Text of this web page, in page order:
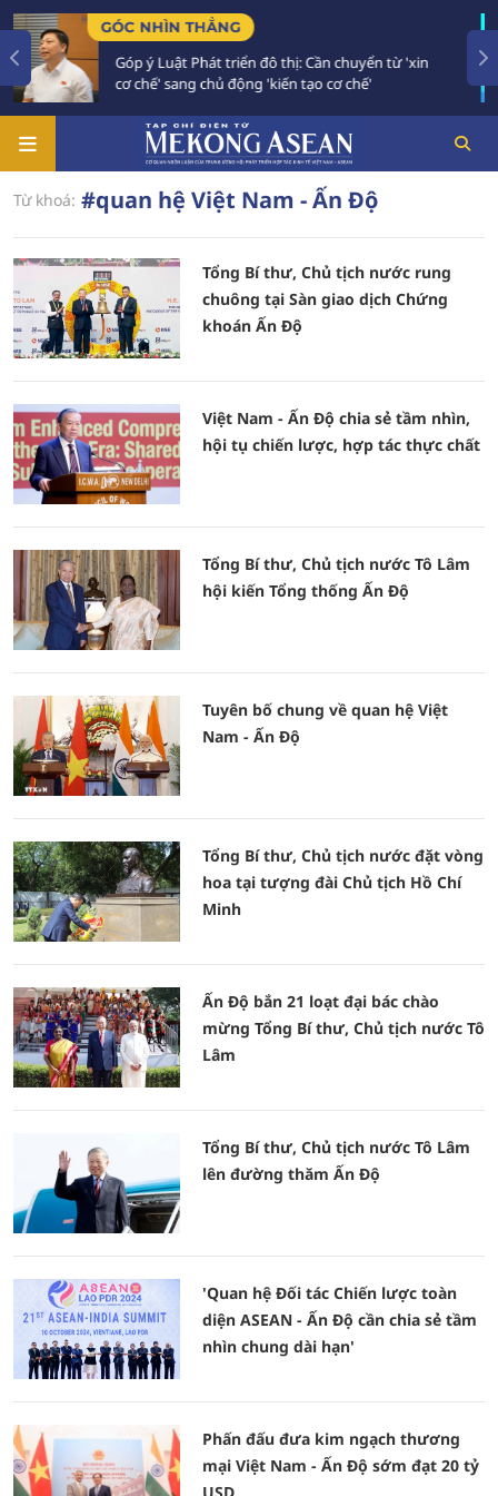
GÓC NHÌN THẲNG
Góp ý Luật Phát triển đô thị: Cần chuyển từ 'xin
cơ chế' sang chủ động 'kiến tạo cơ chế'
Từ khoá: #quan hệ Việt Nam - Ấn Độ
Tổng Bí thư, Chủ tịch nước rung
chuông tại Sàn giao dịch Chứng
khoán Ấn Độ
Việt Nam - Ấn Độ chia sẻ tầm nhìn,
hội tụ chiến lược, hợp tác thực chất
Tổng Bí thư, Chủ tịch nước Tô Lâm
hội kiến Tổng thống Ấn Độ
Tuyên bố chung về quan hệ Việt
Nam - Ấn Độ
Tổng Bí thư, Chủ tịch nước đặt vòng
hoa tại tượng đài Chủ tịch Hồ Chí
Minh
Ấn Độ bắn 21 loạt đại bác chào
mừng Tổng Bí thư, Chủ tịch nước Tô
Lâm
Tổng Bí thư, Chủ tịch nước Tô Lâm
lên đường thăm Ấn Độ
'Quan hệ Đối tác Chiến lược toàn
diện ASEAN - Ấn Độ cần chia sẻ tầm
nhìn chung dài hạn'
Phấn đấu đưa kim ngạch thương
mại Việt Nam - Ấn Độ sớm đạt 20 tỷ